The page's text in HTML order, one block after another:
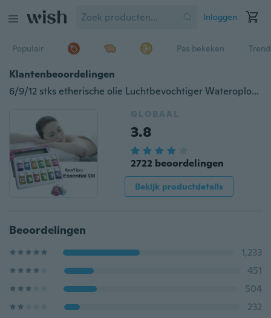
Inloggen
Populair Pas bekeken
Klantenbeoordelingen
6/9/12 stks etherische olie Luchtbevochtiger Wateroplossing Home / Hotel Aromatherapie om te ontspannen
GLOBAAL
3.8
2722 beoordelingen
Bekijk productdetails
Beoordelingen
1,233
451
504
232